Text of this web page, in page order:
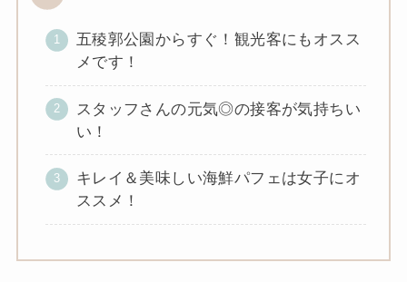
五稜郭公園からすぐ！観光客にもオスス
メです！
スタッフさんの元気◎の接客が気持ちい
い！
キレイ＆美味しい海鮮パフェは女子にオ
ススメ！